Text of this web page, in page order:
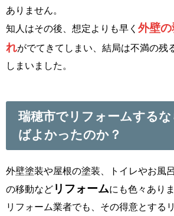
ありません。
知人はその後、想定よりも早く 外壁の
れがでてきてしまい、結局は不満の残
しまいました。
瑞穂市でリフォームする
ばよかったのか？
外壁塗装や屋根の塗装、トイレやお風
の移動など リフォームにも色々あり
リフォーム業者でも、その得意とする